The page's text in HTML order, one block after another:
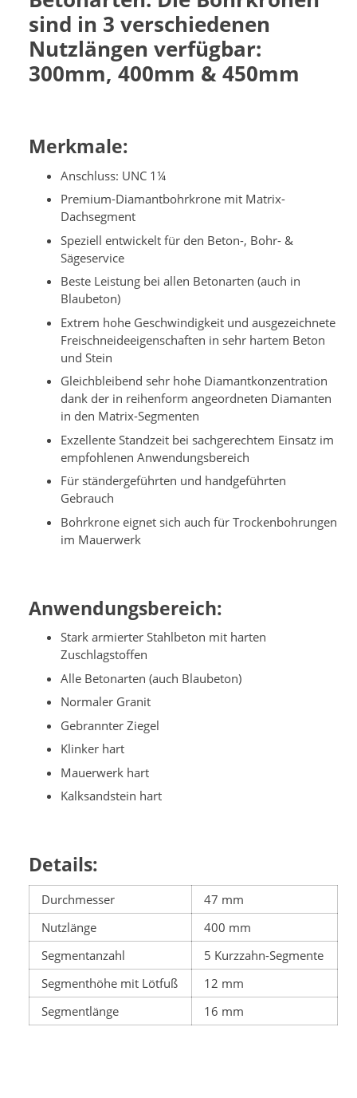
sind in 3 verschiedenen
Nutzlängen verfügbar:
300mm, 400mm & 450mm
Merkmale:
Anschluss: UNC 1¼
Premium-Diamantbohrkrone mit Matrix-
Dachsegment
Speziell entwickelt für den Beton-, Bohr- &
Sägeservice
Beste Leistung bei allen Betonarten (auch in
Blaubeton)
Extrem hohe Geschwindigkeit und ausgezeichnete
Freischneideeigenschaften in sehr hartem Beton
und Stein
Gleichbleibend sehr hohe Diamantkonzentration
dank der in reihenform angeordneten Diamanten
in den Matrix-Segmenten
Exzellente Standzeit bei sachgerechtem Einsatz im
empfohlenen Anwendungsbereich
Für ständergeführten und handgeführten
Gebrauch
Bohrkrone eignet sich auch für Trockenbohrungen
im Mauerwerk
Anwendungsbereich:
Stark armierter Stahlbeton mit harten
Zuschlagstoffen
Alle Betonarten (auch Blaubeton)
Normaler Granit
Gebrannter Ziegel
Klinker hart
Mauerwerk hart
Kalksandstein hart
Details:
Durchmesser
47 mm
Nutzlänge
400 mm
Segmentanzahl
5 Kurzzahn-Segmente
Segmenthöhe mit Lötfuß
12 mm
Segmentlänge
16 mm